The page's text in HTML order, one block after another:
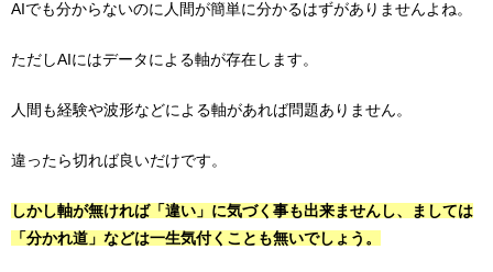
AIでも分からないのに人間が簡単に分かるはずがありませんよね。
ただしAIにはデータによる軸が存在します。
人間も経験や波形などによる軸があれば問題ありません。
違ったら切れば良いだけです。
しかし軸が無ければ「違い」に気づく事も出来ませんし、ましては
「分かれ道」などは一生気付くことも無いでしょう。